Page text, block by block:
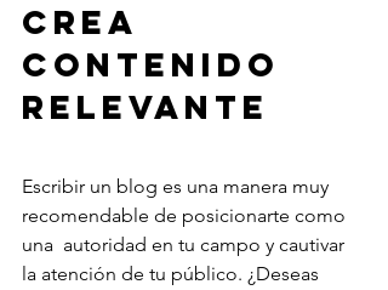
Crea
contenido
relevante
Escribir un blog es una manera muy
recomendable de posicionarte como
una  autoridad en tu campo y cautivar
la atención de tu público. ¿Deseas